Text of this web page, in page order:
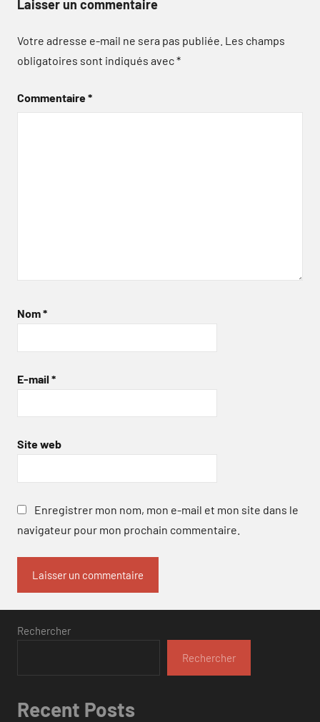
Laisser un commentaire
Votre adresse e-mail ne sera pas publiée. Les champs
obligatoires sont indiqués avec*
Commentaire*
Nom*
E-mail *
Site web
Enregistrer mon nom, mon e-mail et mon site dans le
navigateur pour mon prochain commentaire.
Rechercher
Rechercher
Recent Posts